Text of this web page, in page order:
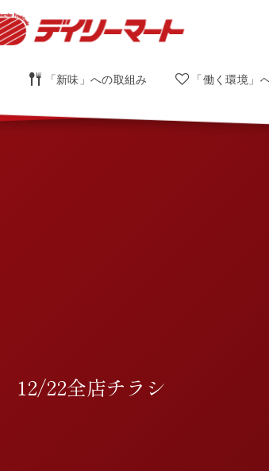
「新味」への取組み 「働く環境」
12/22全店チラシ